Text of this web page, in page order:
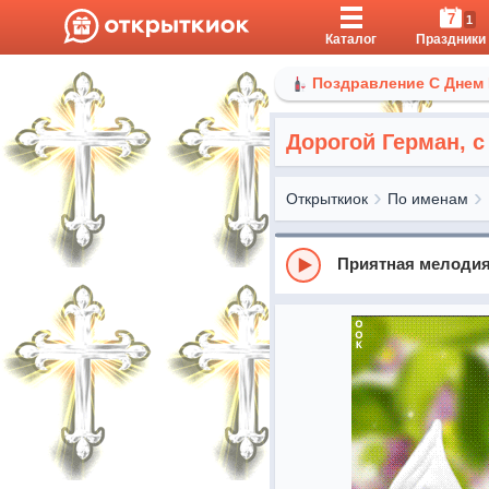
Каталог
7 1
Праздники
Поздравление С
Дорогой Герман,
Открыткиок По именам
Приятная